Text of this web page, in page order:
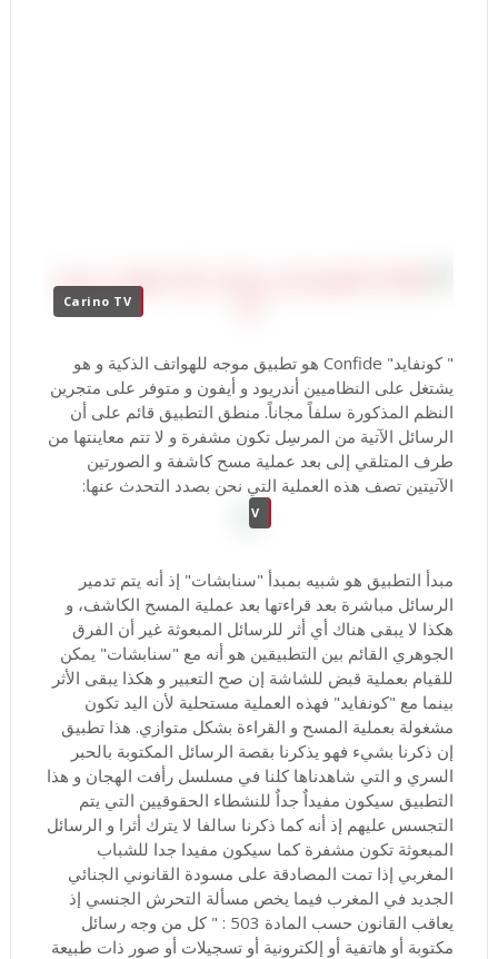
Carino TV
" كونفايد" Confide هو تطبيق موجه للهواتف الذكية و هو
يشتغل على النظاميين أندريود و أيفون و متوفر على متجرين
النظم المذكورة سلفاً مجاناً. منطق التطبيق قائم على أن
الرسائل الآتية من المرسِل تكون مشفرة و لا تتم معاينتها من
طرف المتلقي إلى بعد عملية مسح كاشفة و الصورتين
الآتيتين تصف هذه العملية التي نحن بصدد التحدث عنها:
Carino TV
مبدأ التطبيق هو شبيه بمبدأ "سنابشات" إذ أنه يتم تدمير
الرسائل مباشرة بعد قراءتها بعد عملية المسح الكاشف، و
هكذا لا يبقى هناك أي أثر للرسائل المبعوثة غير أن الفرق
الجوهري القائم بين التطبيقين هو أنه مع "سنابشات" يمكن
للقيام بعملية قبض للشاشة إن صح التعبير و هكذا يبقى الأثر
بينما مع "كونفايد" فهذه العملية مستحلية لأن اليد تكون
مشغولة بعملية المسح و القراءة بشكل متوازي. هذا تطبيق
إن ذكرنا بشيء فهو يذكرنا بقصة الرسائل المكتوبة بالحبر
السري و التي شاهدناها كلنا في مسلسل رأفت الهجان و هذا
التطبيق سيكون مفيداٌ جداٌ للنشطاء الحقوقيين التي يتم
التجسس عليهم إذ أنه كما ذكرنا سالفا لا يترك أثرا و الرسائل
المبعوثة تكون مشفرة كما سيكون مفيدا جدا للشباب
المغربي إذا تمت المصادقة على مسودة القانوني الجنائي
الجديد في المغرب فيما يخص مسألة التحرش الجنسي إذ
يعاقب القانون حسب المادة 503 : " كل من وجه رسائل
مكتوبة أو هاتفية أو إلكترونية أو تسجيلات أو صور ذات طبيعة